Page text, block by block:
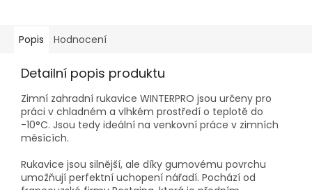
Popis Hodnocení
Detailní popis produktu
Zimní zahradní rukavice WINTERPRO jsou určeny pro
práci v chladném a vlhkém prostředí o teplotě do
-10°C. Jsou tedy ideální na venkovní práce v zimních
měsících.
Rukavice jsou silnější, ale díky gumovému povrchu
umožňují perfektní uchopení nářadí. Pochází od